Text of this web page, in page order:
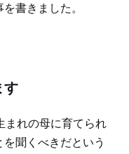
書きました。
す
まれの母に育てられ
聞くべきだという